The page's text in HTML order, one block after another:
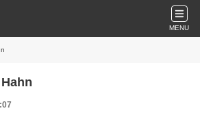
MENU